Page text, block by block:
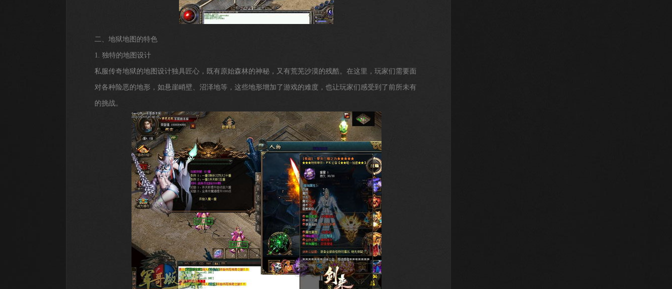
二、地狱地图的特色
1. 独特的地图设计
私服传奇地狱的地图设计独具匠心，既有原始森林的神秘，又有荒芜沙漠的残酷。在这里，玩家们需要面
对各种险恶的地形，如悬崖峭壁、沼泽地等，这些地形增加了游戏的难度，也让玩家们感受到了前所未有
的挑战。